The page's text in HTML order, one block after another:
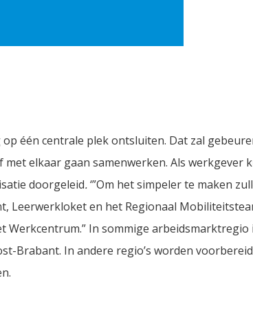
één centrale plek ontsluiten. Dat zal
elkaar gaan samenwerken. Als werkgever
doorgeleid.‘”Om het simpeler te maken
Leerwerkloket en het Regionaal
In sommige arbeidsmarktregio
Brabant. In andere regio’s worden